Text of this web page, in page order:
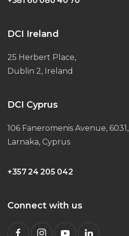
DCI Ireland
25 Herbert Place,
Dublin 2, Ireland
DCI Cyprus
106 Faneromenis Avenue, 6031,
Larnaka, Cyprus
+357 24 205 042
Connect with us